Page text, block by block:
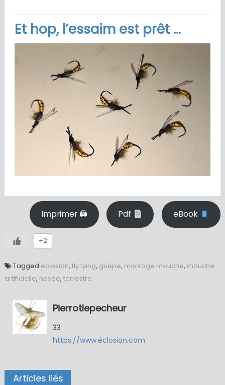
Et hop, l’essaim est prêt…
Imprimer 🖨 Pdf eBook
+2
Tagged eclosion, fly tying, guêpe, montage mouche, mouche
artificielle, noyée, terrestre
Pierrotlepecheur
33
https://www.éclosion.com
Articles liés